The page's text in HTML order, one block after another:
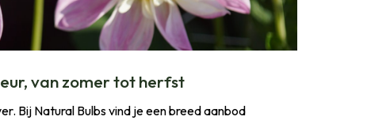
van zomer tot herfst
Bij Natural Bulbs vind je een breed aanbod